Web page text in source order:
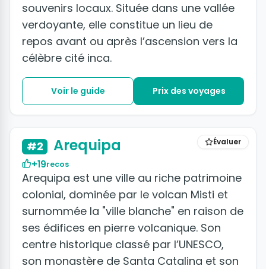
souvenirs locaux. Située dans une vallée
verdoyante, elle constitue un lieu de
repos avant ou après l’ascension vers la
célèbre cité inca.
Voir le guide Prix des voyages
Évaluer
#2 Arequipa
+19recos
Arequipa est une ville au riche patrimoine
colonial, dominée par le volcan Misti et
surnommée la "ville blanche" en raison de
ses édifices en pierre volcanique. Son
centre historique classé par l’UNESCO,
son monastère de Santa Catalina et son